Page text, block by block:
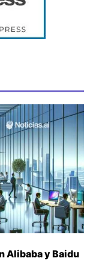
Alibaba y Baidu